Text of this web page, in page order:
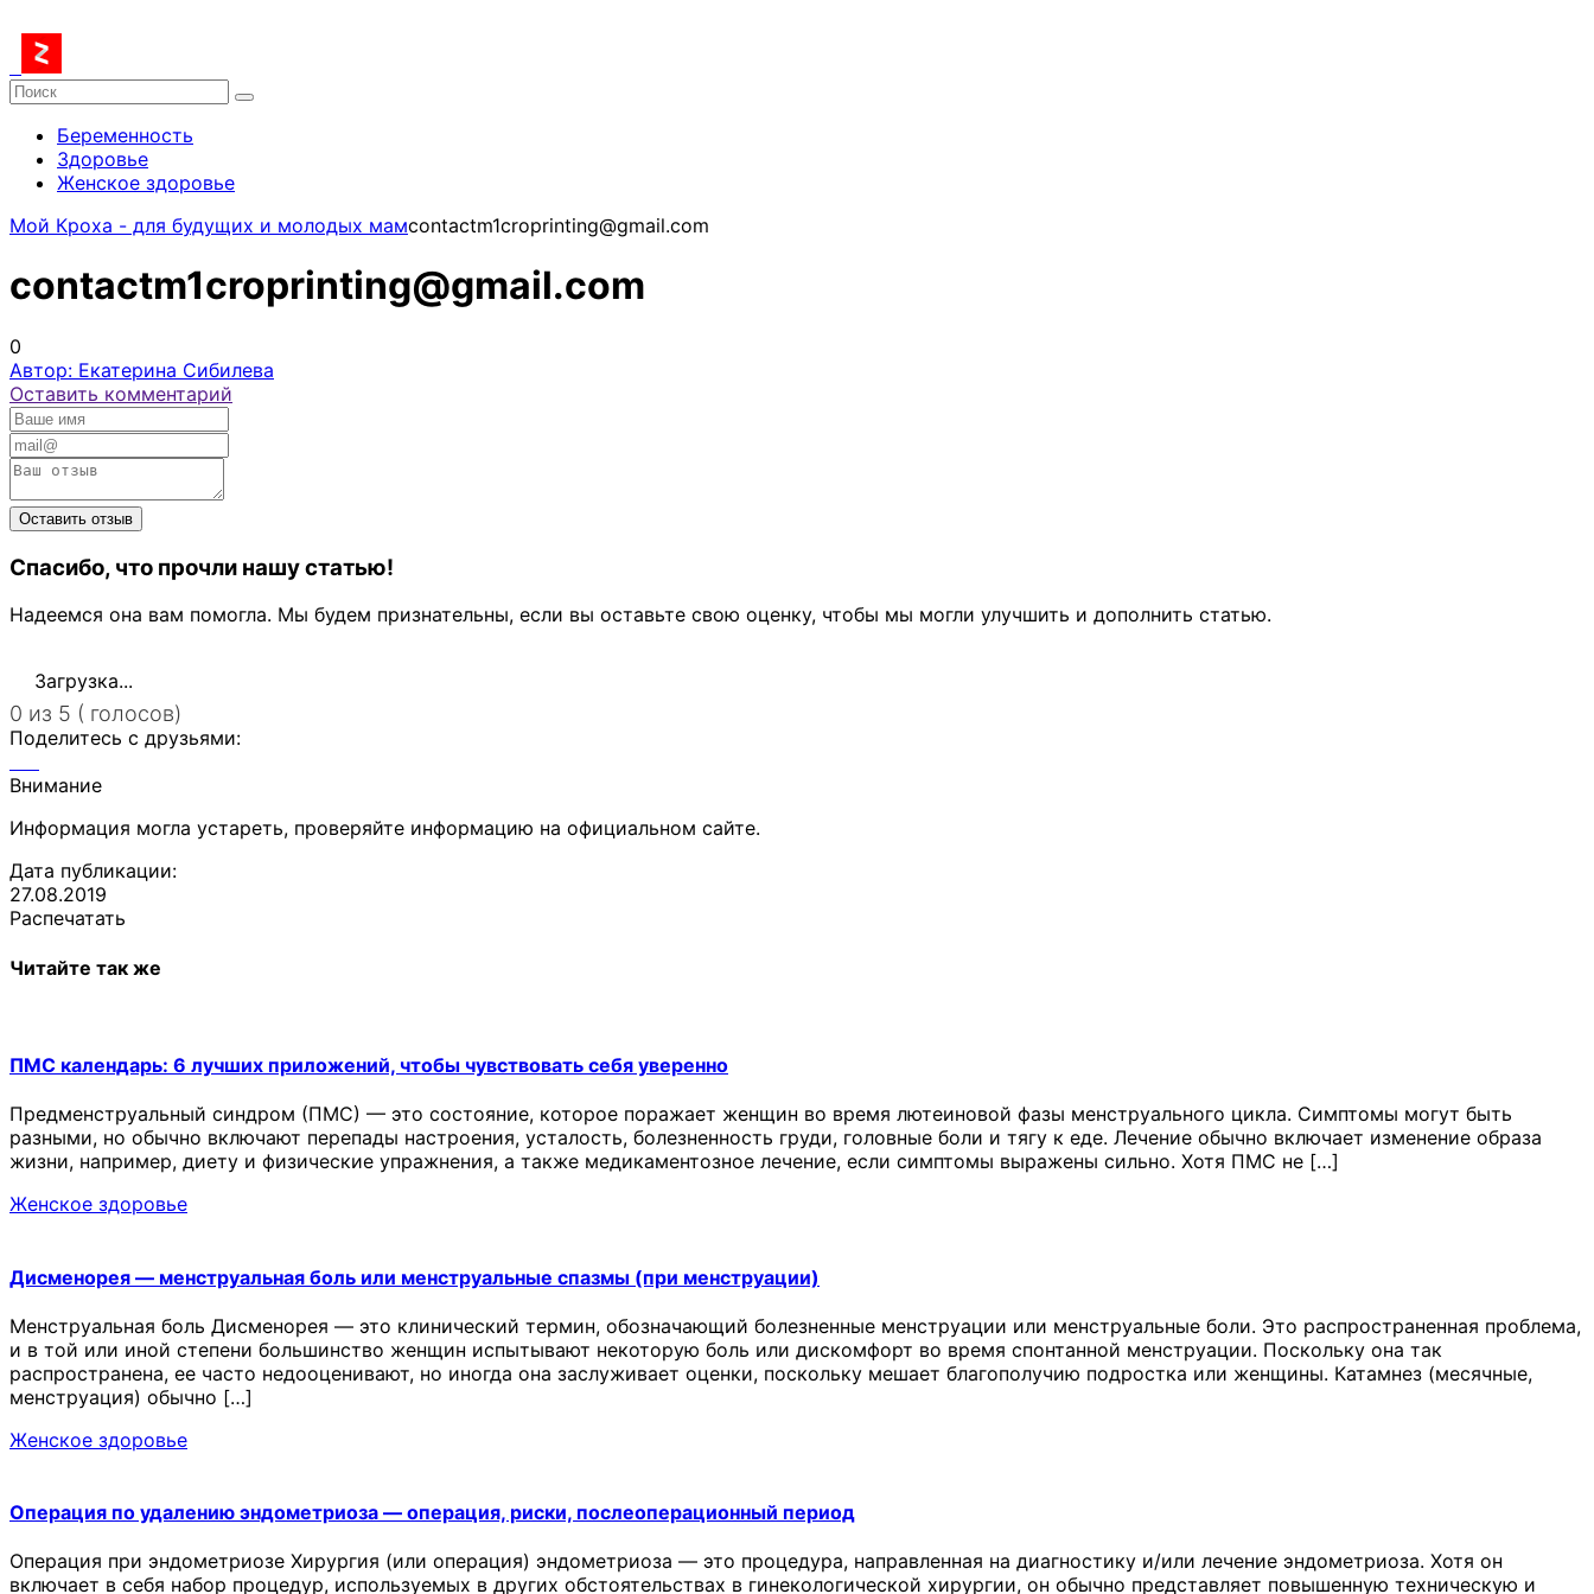
Беременность
Здоровье
Женское здоровье
Мой Кроха - для будущих и молодых мамcontactm1croprinting@gmail.com
contactm1croprinting@gmail.com
0
Автор: Екатерина Сибилева
Оставить комментарий
Спасибо, что прочли нашу статью!
Надеемся она вам помогла. Мы будем признательны, если вы оставьте свою оценку, чтобы мы могли улучшить и дополнить статью.
Загрузка...
0 из 5 ( голосов)
Поделитесь с друзьями:
Внимание
Информация могла устареть, проверяйте информацию на официальном сайте.
Дата публикации:
27.08.2019
Распечатать
Читайте так же
ПМС календарь: 6 лучших приложений, чтобы чувствовать себя уверенно
Предменструальный синдром (ПМС) — это состояние, которое поражает женщин во время лютеиновой фазы менструального цикла. Симптомы могут быть
разными, но обычно включают перепады настроения, усталость, болезненность груди, головные боли и тягу к еде. Лечение обычно включает изменение образа
жизни, например, диету и физические упражнения, а также медикаментозное лечение, если симптомы выражены сильно. Хотя ПМС не […]
Женское здоровье
Дисменорея — менструальная боль или менструальные спазмы (при менструации)
Менструальная боль Дисменорея — это клинический термин, обозначающий болезненные менструации или менструальные боли. Это распространенная проблема,
и в той или иной степени большинство женщин испытывают некоторую боль или дискомфорт во время спонтанной менструации. Поскольку она так
распространена, ее часто недооценивают, но иногда она заслуживает оценки, поскольку мешает благополучию подростка или женщины. Катамнез (месячные,
менструация) обычно […]
Женское здоровье
Операция по удалению эндометриоза — операция, риски, послеоперационный период
Операция при эндометриозе Хирургия (или операция) эндометриоза — это процедура, направленная на диагностику и/или лечение эндометриоза. Хотя он
включает в себя набор процедур, используемых в других обстоятельствах в гинекологической хирургии, он обычно представляет повышенную техническую и